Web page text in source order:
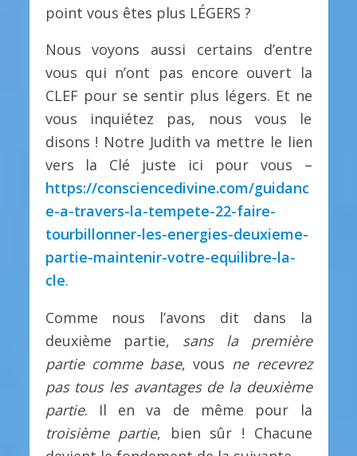
point vous êtes plus LÉGERS ?
Nous voyons aussi certains d’entre
vous qui n’ont pas encore ouvert la
CLEF pour se sentir plus légers. Et ne
vous inquiétez pas, nous vous le
disons ! Notre Judith va mettre le lien
vers la Clé juste ici pour vous –
https://consciencedivine.com/guidanc
e-a-travers-la-tempete-22-faire-
tourbillonner-les-energies-deuxieme-
partie-maintenir-votre-equilibre-la-
cle.
Comme nous l’avons dit dans la
deuxième partie, sans la première
partie comme base, vous ne recevrez
pas tous les avantages de la deuxième
partie. Il en va de même pour la
troisième partie, bien sûr ! Chacune